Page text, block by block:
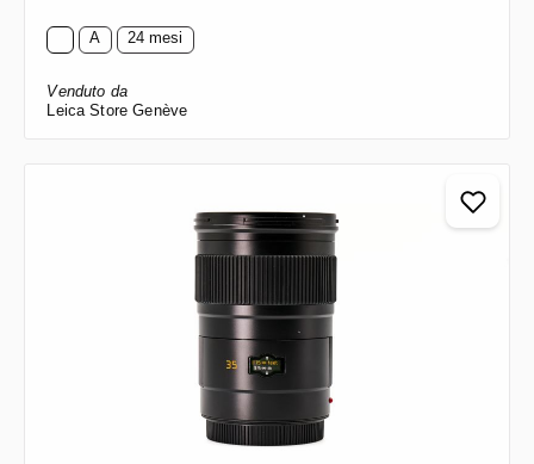
A 24 mesi
Venduto da
Leica Store Genève